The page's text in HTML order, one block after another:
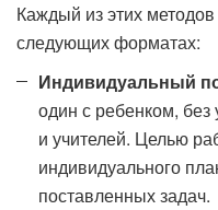
Каждый из этих
следующих форматах:
Индивидуальный
один с ребенком, без
и учителей. Целью
индивидуального
поставленных задач.